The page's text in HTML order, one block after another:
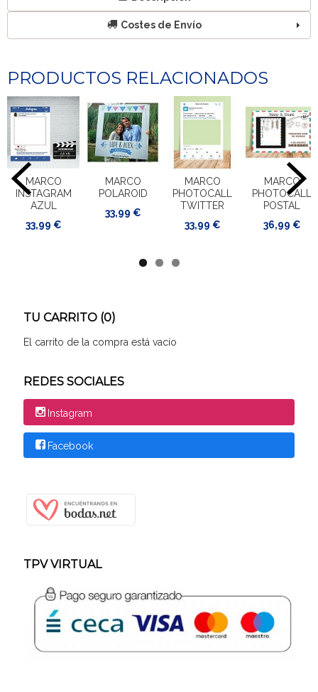
TU CARRITO (0)
El carrito de la compra está vacío
REDES SOCIALES
Instagram
Facebook
TPV VIRTUAL
Costes de Envío
PRODUCTOS RELACIONADOS
MARCO
INSTAGRAM
AZUL
33,99 €
MARCO
POLAROID
33,99 €
MARCO
PHOTOCALL
TWITTER
33,99 €
MARCO
PHOTOCALL
POSTAL
36,99 €